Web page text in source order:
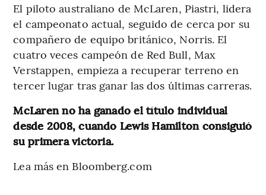
El piloto australiano de McLaren, Piastri, lidera
el campeonato actual, seguido de cerca por su
compañero de equipo británico, Norris. El
cuatro veces campeón de Red Bull, Max
Verstappen, empieza a recuperar terreno en
tercer lugar tras ganar las dos últimas carreras.
McLaren no ha ganado el título individual
desde 2008, cuando Lewis Hamilton consiguió
su primera victoria.
Lea más en Bloomberg.com